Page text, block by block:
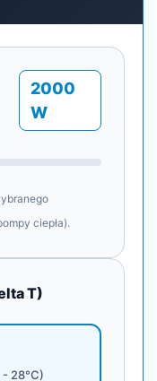
2000
W
ciepła).
T)
28°C)